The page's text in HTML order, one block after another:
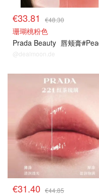
€33.81 €48.30
珊瑚桃粉色
Prada Beauty 唇颊膏
@dealmoon.de
€31.40 €44.85